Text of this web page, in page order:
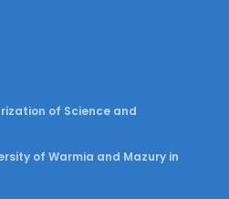
of Science and
of Warmia and Mazury in